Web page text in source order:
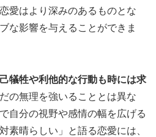
愛はより深みのあるものとな
な影響を与えることができま
犠牲や利他的な行動も時には求
の無理を強いることとは異な
自分の視野や感情の幅を広げる
素晴らしい」と語る恋愛には、